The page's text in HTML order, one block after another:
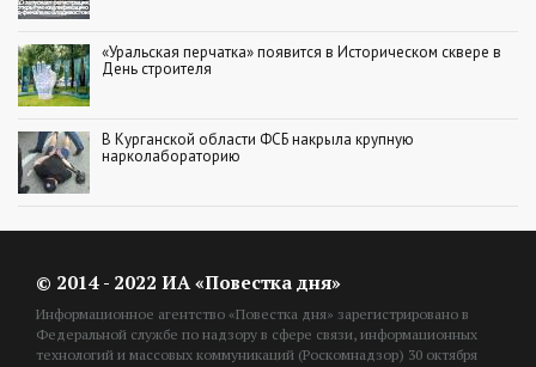
«Уральская перчатка» появится в Историческом сквере в
День строителя
В Курганской области ФСБ накрыла крупную
нарколабораторию
© 2014 - 2022 ИА «Повестка дня»
Информационное агентство «Повестка дня» зарегистрировано в
Федеральной службе по надзору в сфере связи, информационных
технологий и массовых коммуникаций (Роскомнадзор) 30 октября